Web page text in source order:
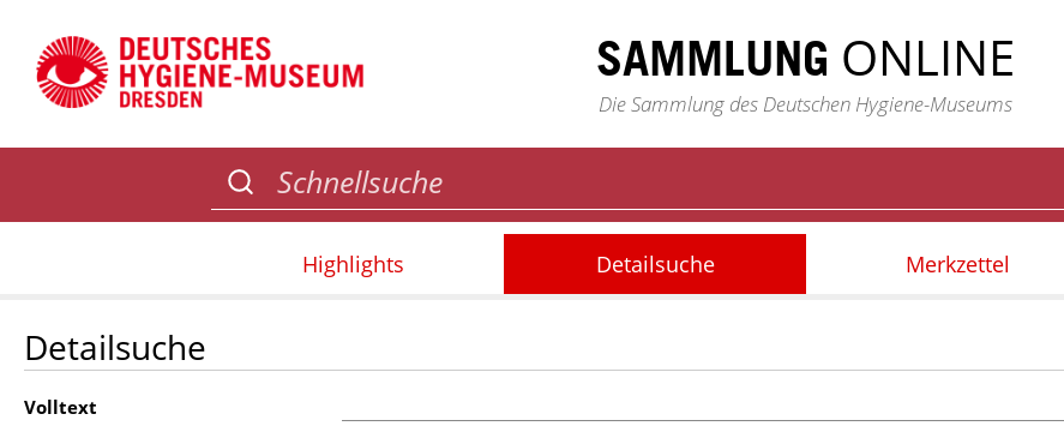
SAMMLUNG ONLINE
Die Sammlung des Deutschen Hygiene-Museums
Highlights Detailsuche Merkzettel
Detailsuche
Volltext